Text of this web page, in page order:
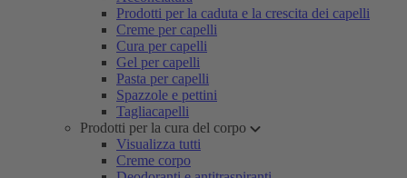
Prodotti per la caduta e la crescita dei capelli
Creme per capelli
Cura per capelli
Gel per capelli
Pasta per capelli
Spazzole e pettini
Tagliacapelli
Prodotti per la cura del corpo
Visualizza tutti
Creme corpo